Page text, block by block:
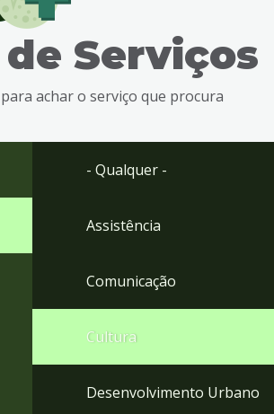
Serviços
achar o serviço que procura
- Qualquer -
Assistência
Comunicação
Cultura
Desenvolvimento Urbano